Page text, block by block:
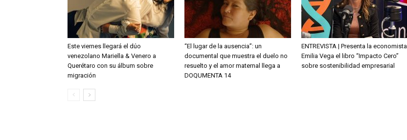
Este viernes llegará el dúo
venezolano Mariella & Venero a
Querétaro con su álbum sobre
migración
“El lugar de la ausencia”: un
documental que muestra el duelo no
resuelto y el amor maternal llega a
DOQUMENTA 14
ENTREVISTA | Presenta la economista
Emilia Vega el libro “Impacto Cero”
sobre sostenibilidad empresarial